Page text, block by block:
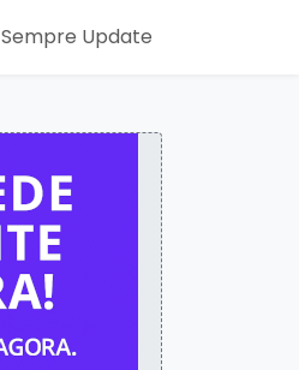
Sempre Update